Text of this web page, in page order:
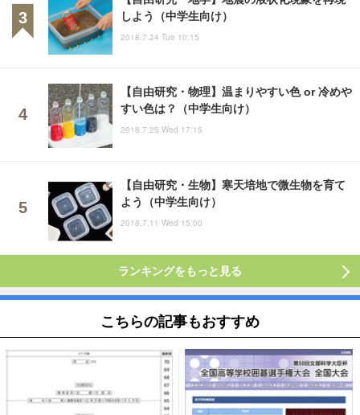
しよう（中学生向け）
2018.7.24 Tue 10:15
【自由研究・物理】温まりやすい色 or 冷めや
すい色は？（中学生向け）
2018.7.25 Wed 17:15
【自由研究・生物】寒天培地で微生物を育て
よう（中学生向け）
2018.7.11 Wed 15:00
ランキングをもっと見る
こちらの記事もおすすめ